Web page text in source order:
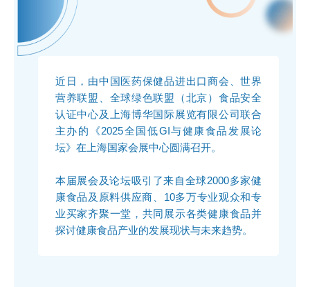
近日，由中国医药保健品进出口商会、世界
营养联盟、全球绿色联盟（北京）食品安全
认证中心及上海博华国际展览有限公司联合
主办的《2025全国低GI与健康食品发展论
坛》在上海国家会展中心圆满召开。
本届展会及论坛吸引了来自全球2000多家健
康食品及原料供应商、10多万专业观众和专
业买家齐聚一堂，共同展示各类健康食品并
探讨健康食品产业的发展现状与未来趋势。